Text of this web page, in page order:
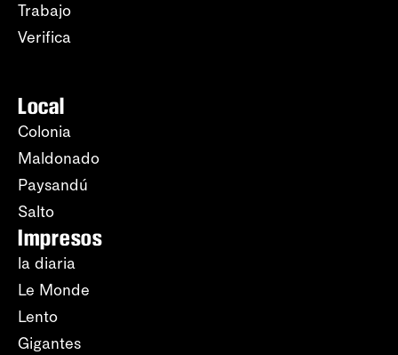
Trabajo
Verifica
Local
Colonia
Maldonado
Paysandú
Salto
Impresos
la diaria
Le Monde
Lento
Gigantes